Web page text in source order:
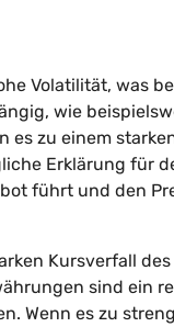
Volatilität, was
wie
es zu einem
Erklärung für
führt und den
Kursverfall
sind ein
Wenn es zu